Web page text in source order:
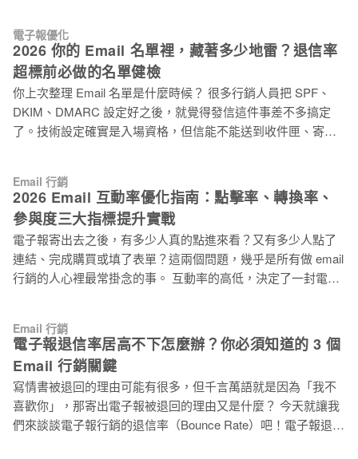
的是：你寄信的對象願意看你的信嗎？ 抱怨率多高？退信率多
高？這些數字直接決定你的信件是進主要收件匣，還是直接進
垃圾信箱，甚至根本送不出去。 買來的名單裡，沒有人認識
你，沒有
質也在慢慢變化，廢棄的 Email 信箱甚至可能已經轉成「垃圾
郵件陷阱 Spam Trap 」，在等著你去踩。 先搞清楚：垃圾郵件
陷阱 Spam Trap 是什麼？為什麼名單愈舊愈危險？ 「垃圾郵件
陷阱 Spam Trap 」是由 ISP 郵件服務提供商（Internet Service
Provider）如 Gmail、Yahoo、Outook 等服務商和反垃圾郵件組
織設置的特殊信箱，目的是找出名單管理不合規的寄件者。 這
會讓你的系統跳出任何錯誤提示。 每次你發信，它「成功收
下」，但完全不互動，不開信、不點擊、也不投訴。它的存
在，只會讓你的寄件網域信譽在 ISP 眼中一點一點
電子報優化
2026 你的 Email 名單裡，藏著多少地雷？退信率
超標前必做的名單健檢
你上次整理 Email 名單是什麼時候？ 很多行銷人員把 SPF、
DKIM、DMARC 設定好之後，就覺得發信這件事差不多搞定
了。技術設定確實是入場資格，但信能不能送到收件匣、寄件
件事一直在發生，但大多數行銷人員很少注意到它。 Email 退
信率超過這個數字，郵件平台就會對你出手 先看幾個直接影響
你寄信結果的數字： 退信率門檻 後果 > 5% Gmail、Yahoo 等
郵件服務商（ESP）開始對你的帳號發出警告，信譽評分下滑
> 10% 寄件帳號可能被限流，發信量受到限制 > 20% ESP 可能
直接暫停你的帳號，無法繼續寄信 垃圾信陷阱 網域或 IP 直接
Gmail、Yahoo Mail、Microsoft Outlook 接連強制執行寄件者政
策。退信率超標的寄件者，需要承受以上後果所帶來的影響。
Email 行銷
2026 Email 互動率優化指南：點擊率、轉換率、
參與度三大指標提升實戰
電子報寄出去之後，有多少人真的點進來看？又有多少人點了
連結、完成購買或填了表單？這兩個問題，幾乎是所有做 email
行銷的人心裡最常掛念的事。 互動率的高低，決定了一封電子
開來說，讓你知道問題出在哪、該從哪裡下手。 為何 Email 互
動率如此重要？深入解析其影響 開信率還過得去，就算完成任
務了，很多人肯定都這樣想。但開信只是入口，真正能產生商
業價值的，是後續的互動行為。 從電子報服務商的角度來看，
高互動率代表你的郵件是收件者「想收到的內容」，系統會對
你的寄件人聲譽（Sender Reputation）加分，往後的郵件更容
Email 行銷
電子報退信率居高不下怎麼辦？你必須知道的 3 個
Email 行銷關鍵
寫情書被退回的理由可能有很多，但千言萬語就是因為「我不
喜歡你」，那寄出電子報被退回的理由又是什麼？ 今天就讓我
們來談談電子報行銷的退信率（Bounce Rate）吧！電子報退信